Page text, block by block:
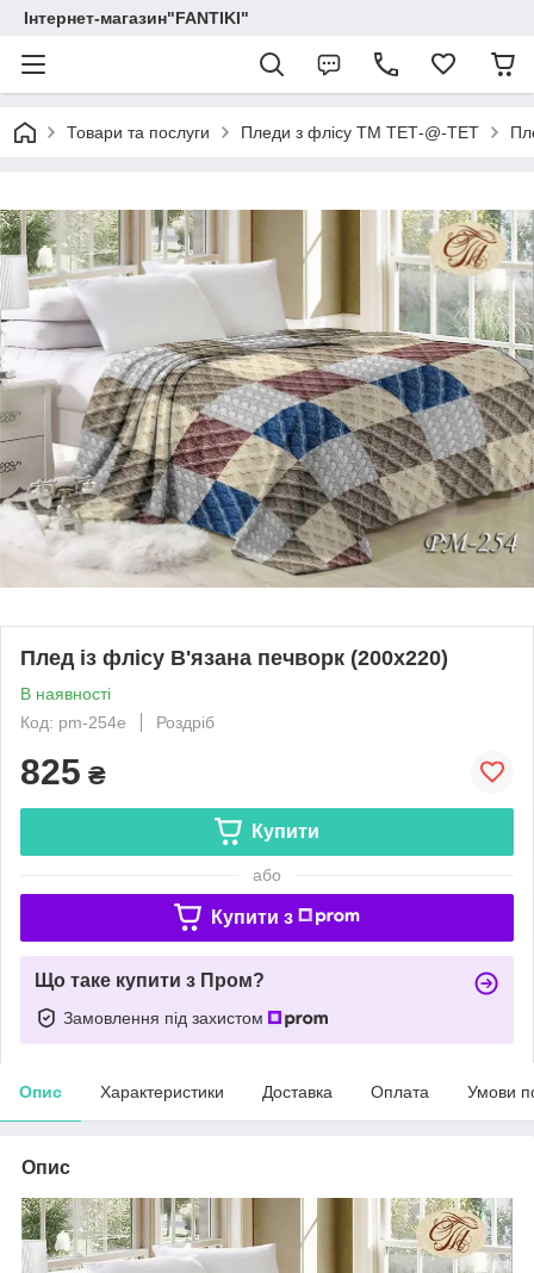
Інтернет-магазин"FANTIKI"
Товари та послуги Пледи з флісу ТМ ТЕТ-@-ТЕТ
Плед із флісу В'язана печворк (200х220)
В наявності
Код: pm-254е
Роздріб
825 ₴
Купити
або
Купити з
Що таке купити з Пром?
Замовлення під захистом
Опис Характеристики Доставка Оплата Умови
Опис